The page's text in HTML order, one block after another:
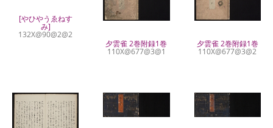
[やひやうゑねす
み]
132X@90@2@2
夕雲雀 2巻附録1巻
110X@677@3@1
夕雲雀 2巻附録1巻
110X@677@3@2